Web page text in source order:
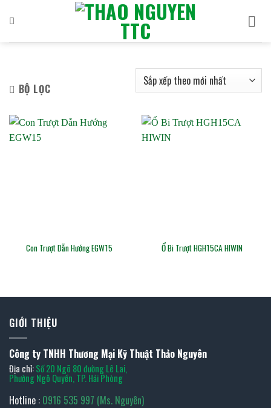
qua
BỘ LỌC
Con Trượt Dẫn Hướng EGW15 Ổ Bi Trượt HGH15CA HIWIN
GIỚI THIỆU
Công ty TNHH Thương Mại Kỹ Thuật Thảo Nguyên
Địa chỉ:Số 20 Ngõ 80 đường Lê Lai,
Phường Ngô Quyền, TP. Hải Phòng
Hotline : 0916 535 997 (Ms. Nguyên)